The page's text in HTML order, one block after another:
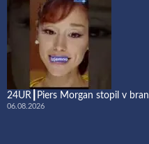
24UR┃Piers Morgan stopil v
06.08.2026